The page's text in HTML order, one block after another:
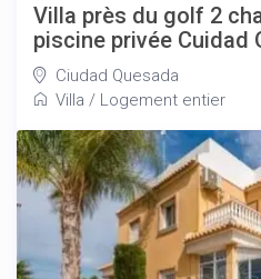
Villa près du golf 2
piscine privée Cuidad
Ciudad Quesada
Villa / Logement entier